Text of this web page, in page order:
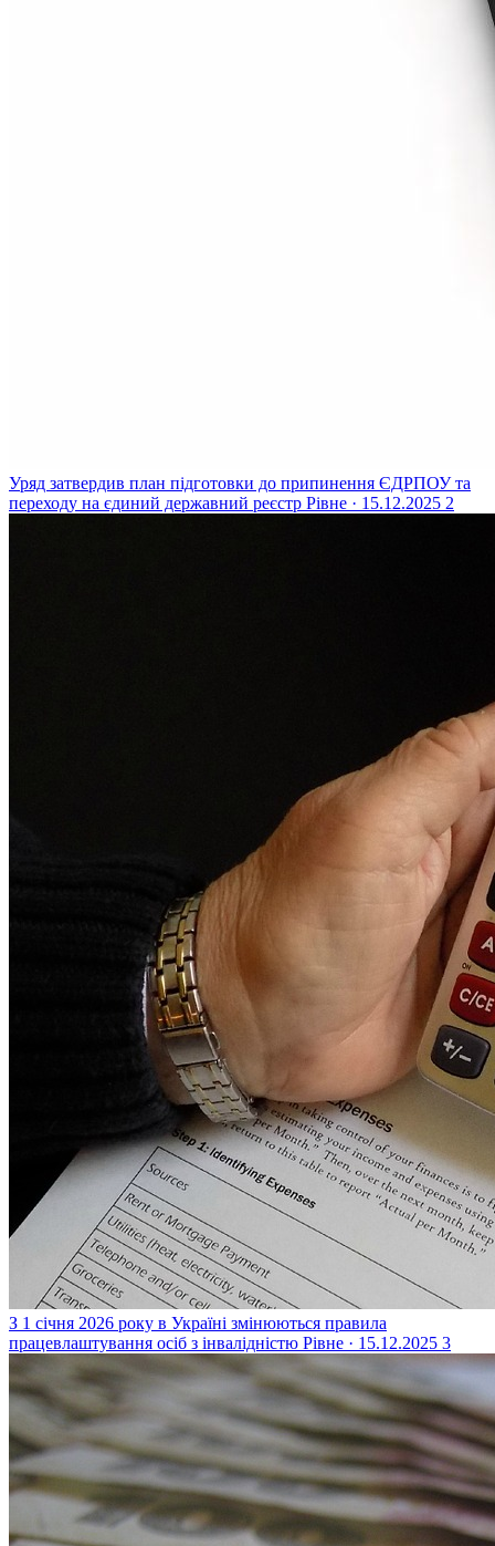
Уряд затвердив план підготовки до припинення ЄДРПОУ та
переходу на єдиний державний реєстр Рівне · 15.12.2025 2
З 1 січня 2026 року в Україні змінюються правила
працевлаштування осіб з інвалідністю Рівне · 15.12.2025 3